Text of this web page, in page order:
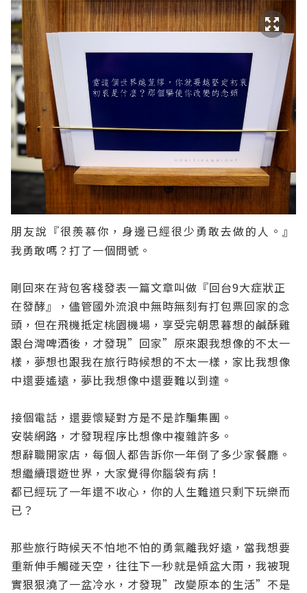
朋友說『很羨慕你，身邊已經很少勇敢去做的人。』
我勇敢嗎？打了一個問號。
剛回來在背包客棧發表一篇文章叫做『回台9大症狀正
在發酵』，儘管國外流浪中無時無刻有打包票回家的念
頭，但在飛機抵定桃園機場，享受完朝思暮想的鹹酥雞
跟台灣啤酒後，才發現”回家”原來跟我想像的不太一
樣，夢想也跟我在旅行時候想的不太一樣，家比我想像
中還要遙遠，夢比我想像中還要難以到達。
接個電話，還要懷疑對方是不是詐騙集團。
安裝網路，才發現程序比想像中複雜許多。
想辭職開家店，每個人都告訴你一年倒了多少家餐廳。
想繼續環遊世界，大家覺得你腦袋有病！
都已經玩了一年還不收心，你的人生難道只剩下玩樂而
已？
那些旅行時候天不怕地不怕的勇氣離我好遠，當我想要
重新伸手觸碰天空，往往下一秒就是傾盆大雨，我被現
實狠狠澆了一盆冷水，才發現”改變原本的生活”不是